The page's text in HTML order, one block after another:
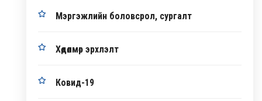
Мэргэжлийн боловсрол, сургалт
Хөдөлмөр эрхлэлт
Ковид-19